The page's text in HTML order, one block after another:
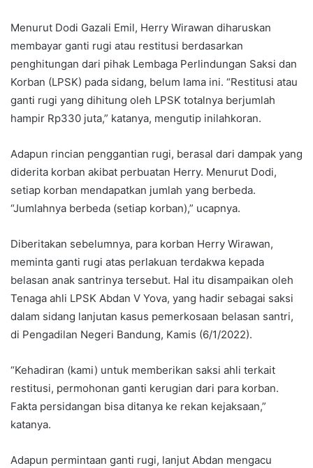
Menurut Dodi Gazali Emil, Herry Wirawan diharuskan
membayar ganti rugi atau restitusi berdasarkan
penghitungan dari pihak Lembaga Perlindungan Saksi dan
Korban (LPSK) pada sidang, belum lama ini. “Restitusi atau
ganti rugi yang dihitung oleh LPSK totalnya berjumlah
hampir Rp330 juta,” katanya, mengutip inilahkoran.
Adapun rincian penggantian rugi, berasal dari dampak yang
diderita korban akibat perbuatan Herry. Menurut Dodi,
setiap korban mendapatkan jumlah yang berbeda.
“Jumlahnya berbeda (setiap korban),” ucapnya.
Diberitakan sebelumnya, para korban Herry Wirawan,
meminta ganti rugi atas perlakuan terdakwa kepada
belasan anak santrinya tersebut. Hal itu disampaikan oleh
Tenaga ahli LPSK Abdan V Yova, yang hadir sebagai saksi
dalam sidang lanjutan kasus pemerkosaan belasan santri,
di Pengadilan Negeri Bandung, Kamis (6/1/2022).
“Kehadiran (kami) untuk memberikan saksi ahli terkait
restitusi, permohonan ganti kerugian dari para korban.
Fakta persidangan bisa ditanya ke rekan kejaksaan,”
katanya.
Adapun permintaan ganti rugi, lanjut Abdan mengacu